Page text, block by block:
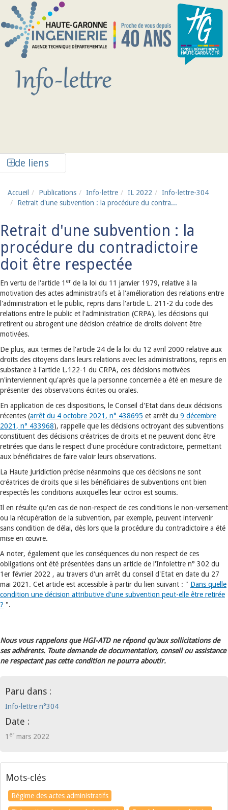
Aller au contenu principal
de liens
Accueil Publications Info-lettre IL 2022
Info-lettre-304
Retrait d'une subvention : la procédure du contra...
Retrait d'une subvention : la
procédure du contradictoire
doit être respectée
En vertu de l'article 1 er de la loi du 11 janvier 1979, relative à la
motivation des actes administratifs et à l'amélioration des relations entre
l'administration et le public, repris dans l'article L. 211-2 du code des
relations entre le public et l'administration (CRPA), les décisions qui
retirent ou abrogent une décision créatrice de droits doivent être
motivées.
De plus, aux termes de l'article 24 de la loi du 12 avril 2000 relative aux
droits des citoyens dans leurs relations avec les administrations, repris en
substance à l'article L.122-1 du CRPA, ces décisions motivées
n'interviennent qu'après que la personne concernée a été en mesure de
présenter des observations écrites ou orales.
En application de ces dispositions, le Conseil d'Etat dans deux décisions
récentes (arrêt du 4 octobre 2021, n° 438695 et arrêt du 9 décembre
2021, n° 433968), rappelle que les décisions octroyant des subventions
constituent des décisions créatrices de droits et ne peuvent donc être
retirées que dans le respect d'une procédure contradictoire, permettant
aux bénéficiaires de faire valoir leurs observations.
La Haute Juridiction précise néanmoins que ces décisions ne sont
créatrices de droits que si les bénéficiaires de subventions ont bien
respectés les conditions auxquelles leur octroi est soumis.
Il en résulte qu'en cas de non-respect de ces conditions le non-versement
ou la récupération de la subvention, par exemple, peuvent intervenir
sans condition de délai, dès lors que la procédure du contradictoire a été
mise en œuvre.
A noter, également que les conséquences du non respect de ces
obligations ont été présentées dans un article de l'Infolettre n° 302 du
1er février 2022 , au travers d'un arrêt du conseil d'Etat en date du 27
mai 2021. Cet article est accessible à partir du lien suivant : " Dans quelle
condition une décision attributive d'une subvention peut-elle être retirée
? ".
Nous vous rappelons que HGI-ATD ne répond qu'aux sollicitations de
ses adhérents. Toute demande de documentation, conseil ou assistance
ne respectant pas cette condition ne pourra aboutir.
Paru dans :
Info-lettre n°304
Date :
1 er mars 2022
Mots-clés
Régime des actes administratifs